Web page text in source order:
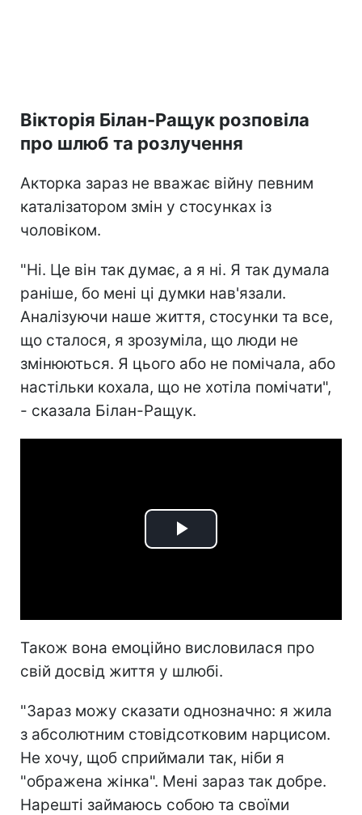
Вікторія Білан-Ращук розповіла
про шлюб та розлучення
Акторка зараз не вважає війну певним
каталізатором змін у стосунках із
чоловіком.
"Ні. Це він так думає, а я ні. Я так думала
раніше, бо мені ці думки нав'язали.
Аналізуючи наше життя, стосунки та все,
що сталося, я зрозуміла, що люди не
змінюються. Я цього або не помічала, або
настільки кохала, що не хотіла помічати",
- сказала Білан-Ращук.
Play
Також вона емоційно висловилася про
свій досвід життя у шлюбі.
"Зараз можу сказати однозначно: я жила
з абсолютним стовідсотковим нарцисом.
Не хочу, щоб сприймали так, ніби я
"ображена жінка". Мені зараз так добре.
Нарешті займаюсь собою та своїми